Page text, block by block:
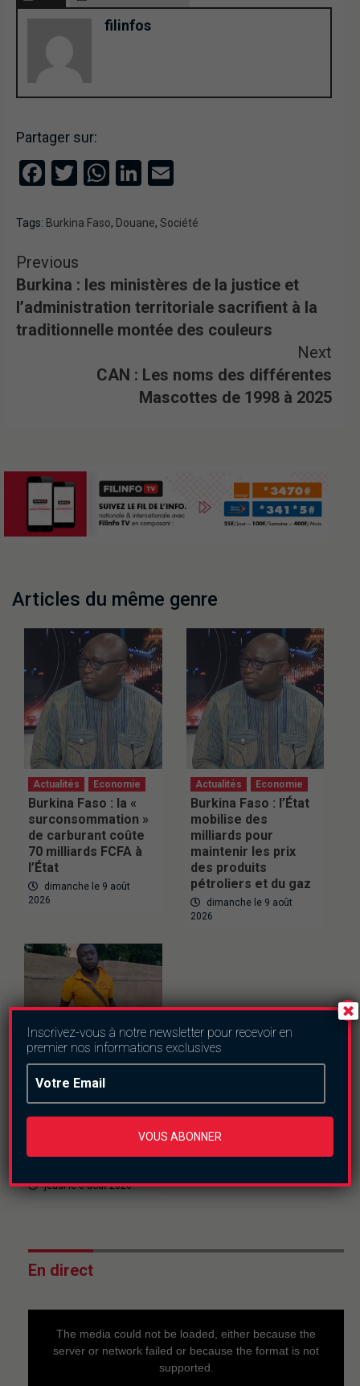
filinfos
Partager sur:
Facebook
TwitterWhatsApp
LinkedIn
Tags: Burkina Faso, Douane, Société
Previous
Burkina : les ministères de la justice et
l’administration territoriale sacrifient à la
traditionnelle montée des couleurs
Next
CAN : Les noms des différentes
Mascottes de 1998 à 2025
Articles du même genre
Actualités Economie
Burkina Faso : la «
surconsommation »
de carburant coûte
70 milliards FCFA à
l’État
dimanche le 9 août
2026
Actualités Economie
Burkina Faso : l’État
mobilise des
milliards pour
maintenir les prix
des produits
pétroliers et du gaz
dimanche le 9 août
2026
Actualités Culture
Vente d’oeufs de
pintades : un marché
jeudi le 6 août 2026
En direct
The media could not be loaded, either because the
server or network failed or because the format is not
supported.
Inscrivez-vous à notre newsletter pour recevoir en
premier nos informations exclusives
VOUS ABONNER